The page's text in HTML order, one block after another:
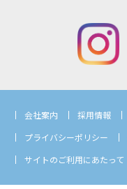
会社案内 採用情報
プライバシーポリシー
サイトのご利用にあたって